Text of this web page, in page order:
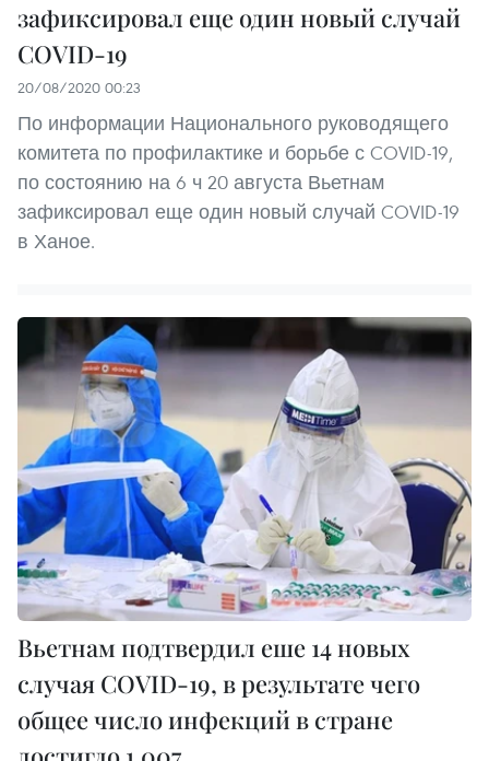
зафиксировал еще один новый случай
COVID-19
20/08/2020 00:23
По информации Национального руководящего
комитета по профилактике и борьбе с COVID-19,
по состоянию на 6 ч 20 августа Вьетнам
зафиксировал еще один новый случай COVID-19
в Ханое.
Вьетнам подтвердил еше 14 новых
случая COVID-19, в результате чего
общее число инфекций в стране